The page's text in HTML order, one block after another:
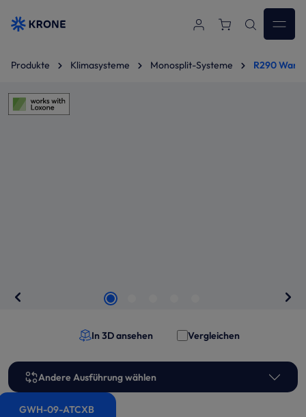
Zum Hauptinhalt springen
Produkte Klimasysteme Monosplit-Systeme R290
Bildergalerie überspringen
In 3D ansehen Vergleichen
GWH-09-ATCXB
Andere Ausführung wählen